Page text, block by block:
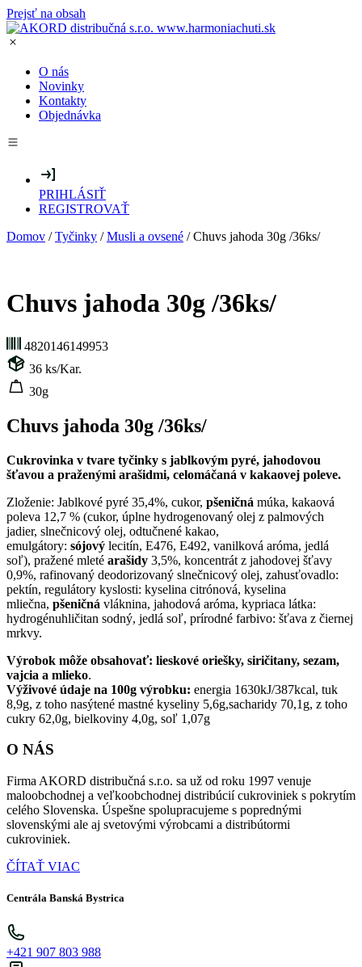
Prejsť na obsah
O nás
Novinky
Kontakty
Objednávka
PRIHLÁSIŤ
REGISTROVAŤ
Domov /Tyčinky /Musli a ovsené / Chuvs jahoda 30g /36ks/
Chuvs jahoda 30g /36ks/
4820146149953
36 ks/Kar.
30g
Chuvs jahoda 30g /36ks/
Cukrovinka v tvare tyčinky s jablkovým pyré, jahodovou
šťavou a praženými arašidmi, celomáčaná v kakaovej poleve.
Zloženie: Jablkové pyré 35,4%, cukor, pšeničná múka, kakaová
poleva 12,7 % (cukor, úplne hydrogenovaný olej z palmových
jadier, slnečnicový olej, odtučnené kakao,
emulgátory: sójový lecitín, E476, E492, vanilková aróma, jedlá
soľ), pražené mleté ​​arašidy 3,5%, koncentrát z jahodovej šťavy
0,9%, rafinovaný deodorizovaný slnečnicový olej, zahusťovadlo:
pektín, regulátory kyslosti: kyselina citrónová, kyselina
mliečna, pšeničná vláknina, jahodová aróma, kypriaca látka:
hydrogénuhličitan sodný, jedlá soľ, prírodné farbivo: šťava z čiernej
mrkvy.
Výrobok môže obsahovať: lieskové oriešky, siričitany, sezam,
vajcia a mlieko.
Výživové údaje na 100g výrobku: energia 1630kJ/387kcal, tuk
8,9g, z toho nasýtené mastné kyseliny 5,6g,sacharidy 70,1g, z toho
cukry 62,0g, bielkoviny 4,0g, soľ 1,07g
O NÁS
Firma AKORD distribučná s.r.o. sa už od roku 1997 venuje
maloobchodnej a veľkoobchodnej distribúcií cukroviniek s pokrytím
celého Slovenska. Úspešne spolupracujeme s poprednými
slovenskými ale aj svetovými výrobcami a distribútormi
cukroviniek.
ČÍTAŤ VIAC
Centrála Banská Bystrica
+421 907 803 988